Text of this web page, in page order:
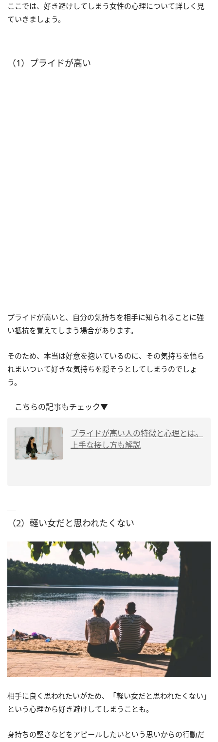
ここでは、好き避けしてしまう女性の心理について詳しく見
ていきましょう。
（1）プライドが高い
プライドが高いと、自分の気持ちを相手に知られることに強
い抵抗を覚えてしまう場合があります。
そのため、本当は好意を抱いているのに、その気持ちを悟ら
れまいつぃて好きな気持ちを隠そうとしてしまうのでしょ
う。
こちらの記事もチェック▼
プライドが高い人の特徴と心理とは。
上手な接し方も解説
（2）軽い女だと思われたくない
相手に良く思われたいがため、「軽い女だと思われたくない」
という心理から好き避けしてしまうことも。
身持ちの堅さなどをアピールしたいという思いからの行動だ